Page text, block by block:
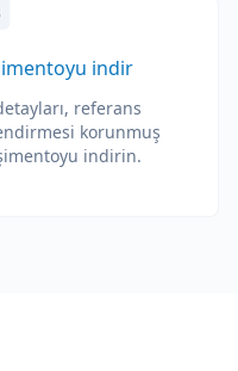
indir
referans
korunmuş
indirin.